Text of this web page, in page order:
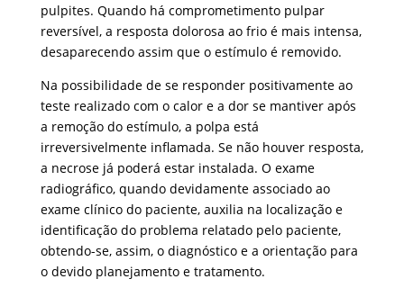
pulpites. Quando há comprometimento pulpar
reversível, a resposta dolorosa ao frio é mais intensa,
desaparecendo assim que o estímulo é removido.
Na possibilidade de se responder positivamente ao
teste realizado com o calor e a dor se mantiver após
a remoção do estímulo, a polpa está
irreversivelmente inflamada. Se não houver resposta,
a necrose já poderá estar instalada. O exame
radiográfico, quando devidamente associado ao
exame clínico do paciente, auxilia na localização e
identificação do problema relatado pelo paciente,
obtendo-se, assim, o diagnóstico e a orientação para
o devido planejamento e tratamento.